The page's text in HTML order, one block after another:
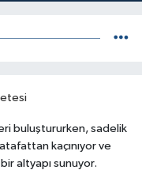
buluştururken, sadelik
kaçınıyor ve
altyapı sunuyor.